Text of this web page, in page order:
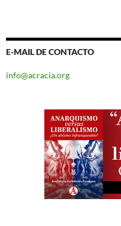
E-MAIL DE CONTACTO
info@acracia.org